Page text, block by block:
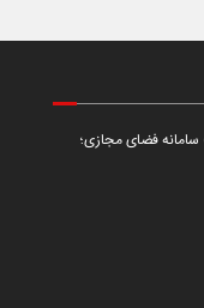
سامانه پیام گیر دفتر مرکزی تهران؛ 66014205 - 021 سامانه فضای مجازی؛